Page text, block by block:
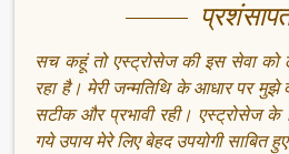
सच कहूं तो एस्ट्रोसेज की इस सेवा को
रहा है। मेरी जन्मतिथि के आधार पर मुझे
सटीक और प्रभावी रही। एस्ट्रोसेज के
गये उपाय मेरे लिए बेहद उपयोगी साबित हुए